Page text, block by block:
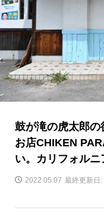
鼓が滝の虎太郎
お店CHIKEN
い。カリフォルニ
2022.05.07 最終更新日: